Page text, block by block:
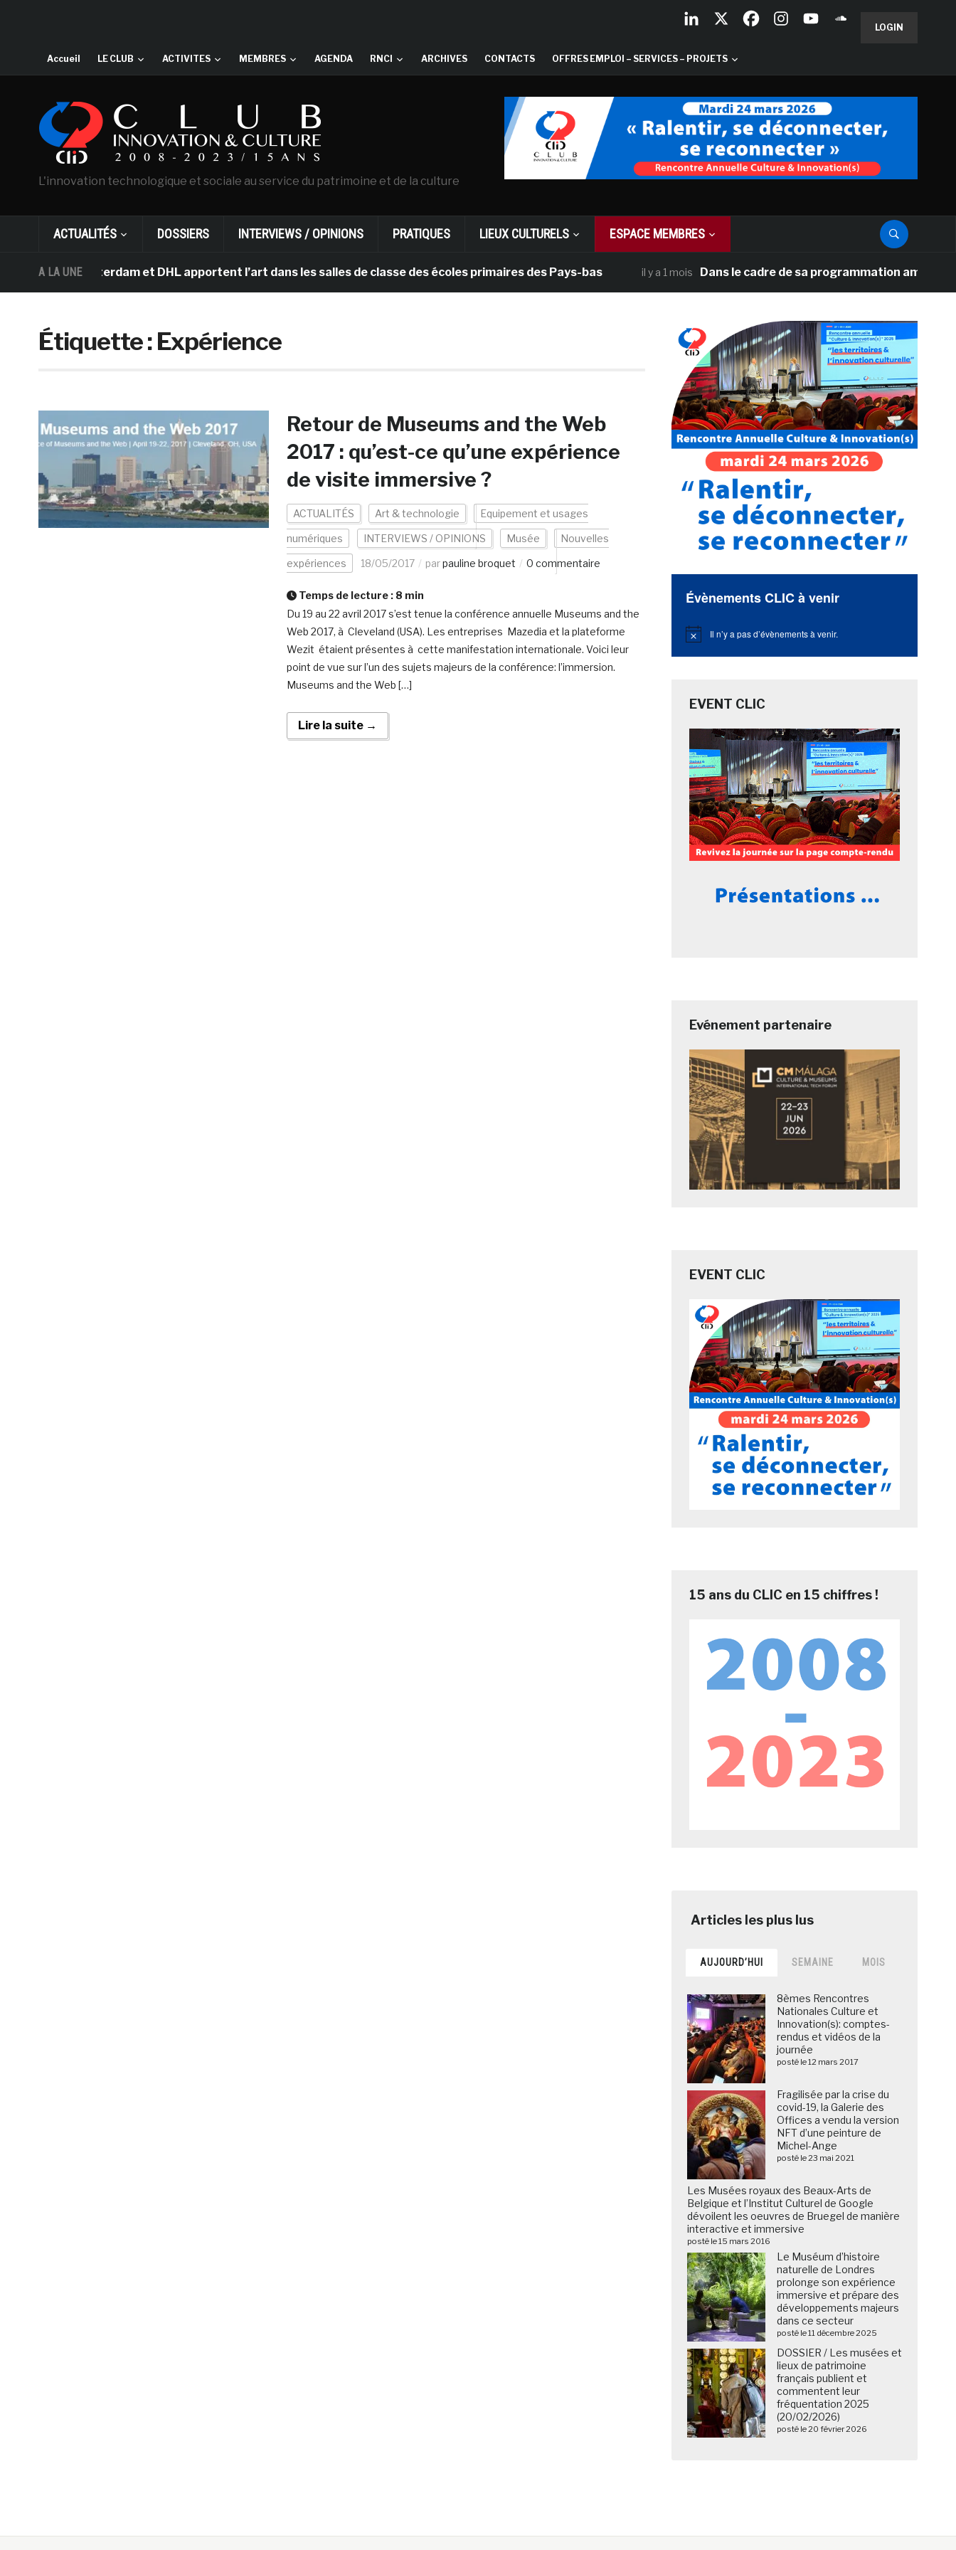
LOGIN
Accueil LE CLUB ACTIVITES MEMBRES AGENDA RNCI ARCHIVES CONTACTS OFFRES EMPLOI – SERVICES – PROJETS
L'innovation technologique et sociale au service du patrimoine et de la culture
ACTUALITÉS DOSSIERS INTERVIEWS / OPINIONS PRATIQUES LIEUX CULTURELS ESPACE MEMBRES
A LA UNE
d’Amsterdam et DHL apportent l’art dans les salles de classe des écoles primaires des Pays-bas il y a 1 mois Dans le cadre de sa programmation américaine,
Étiquette :Expérience
Retour de Museums and the Web
2017 : qu’est-ce qu’une expérience
de visite immersive ?
ACTUALITÉS Art & technologie Equipement et usages
numériques INTERVIEWS / OPINIONS Musée Nouvelles
expériences 18/05/2017 parpauline broquet 0 commentaire
Temps de lecture : 8 min
Du 19 au 22 avril 2017 s’est tenue la conférence annuelle Museums and the
Web 2017, à Cleveland (USA). Les entreprises Mazedia et la plateforme
Wezit étaient présentes à cette manifestation internationale. Voici leur
point de vue sur l’un des sujets majeurs de la conférence: l’immersion.
Museums and the Web […]
Lire la suite →
Évènements CLIC à venir
Notice Il n’y a pas d’évènements à venir.
EVENT CLIC
Evénement partenaire
EVENT CLIC
15 ans du CLIC en 15 chiffres !
AUJOURD’HUI SEMAINE MOIS
8èmes Rencontres
Nationales Culture et
Innovation(s): comptes-
rendus et vidéos de la
journée
posté le 12 mars 2017
Fragilisée par la crise du
covid-19, la Galerie des
Offices a vendu la version
NFT d’une peinture de
Michel-Ange
posté le 23 mai 2021
Les Musées royaux des Beaux-Arts de
Belgique et l’Institut Culturel de Google
dévoilent les oeuvres de Bruegel de manière
interactive et immersive
posté le 15 mars 2016
Le Muséum d’histoire
naturelle de Londres
prolonge son expérience
immersive et prépare des
développements majeurs
dans ce secteur
posté le 11 décembre 2025
DOSSIER / Les musées et
lieux de patrimoine
français publient et
commentent leur
fréquentation 2025
(20/02/2026)
posté le 20 février 2026